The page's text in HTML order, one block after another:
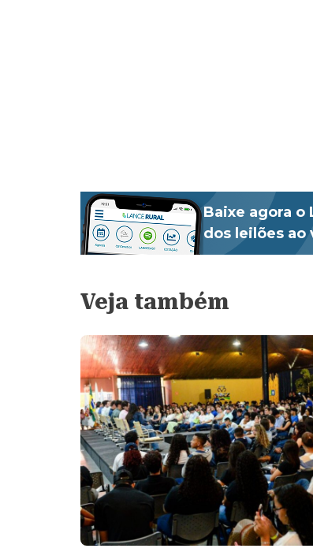
Baixe agora o
dos leilões ao
Veja também